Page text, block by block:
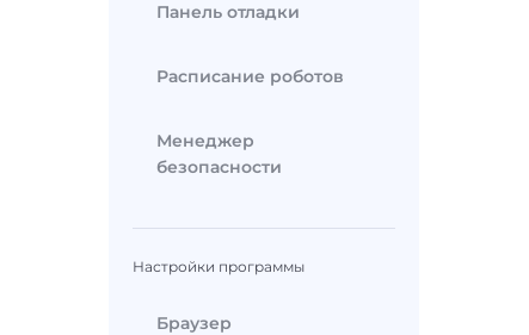
Панель отладки
Расписание роботов
Менеджер
безопасности
Настройки программы
Браузер